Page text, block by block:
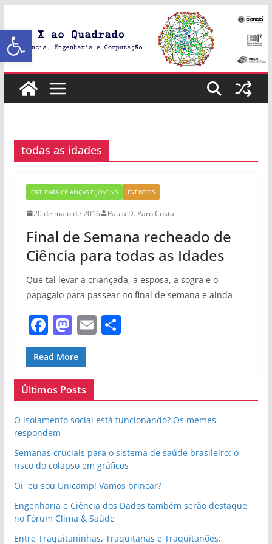
Abrir a barra de ferramentas
todas as idades
C&T PARA CRIANÇAS E JOVENS EVENTOS
20 de maio de 2016 Paula D. Paro Costa
Final de Semana recheado de
Ciência para todas as Idades
Que tal levar a criançada, a esposa, a sogra e o
papagaio para passear no final de semana e ainda
F
a
c
e
b
o
o
k
M
a
st
o
d
o
E S
Read More
Últimos Posts
O isolamento social está funcionando? Os memes
respondem
Semanas cruciais para o sistema de saúde brasileiro: o
risco do colapso em gráficos
Oi, eu sou Unicamp! Vamos brincar?
Engenharia e Ciência dos Dados também serão destaque
no Fórum Clima & Saúde
Entre Traquitaninhas, Traquitanas e Traquitanões: